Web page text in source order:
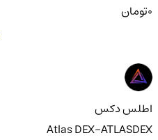
تومان
اطلس دکس
Atlas DEX-ATLASDEX